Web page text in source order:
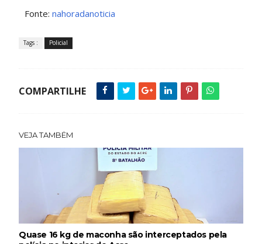
Fonte: nahoradanoticia
Tags : Policial
COMPARTILHE
VEJA TAMBÉM
Quase 16 kg de maconha são interceptados pela